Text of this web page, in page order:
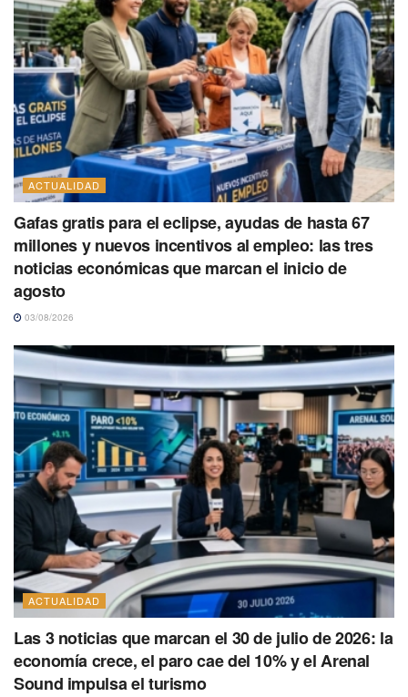
ACTUALIDAD
Gafas gratis para el eclipse, ayudas de hasta 67
millones y nuevos incentivos al empleo: las tres
noticias económicas que marcan el inicio de
agosto
03/08/2026
ACTUALIDAD
Las 3 noticias que marcan el 30 de julio de 2026: la
economía crece, el paro cae del 10% y el Arenal
Sound impulsa el turismo